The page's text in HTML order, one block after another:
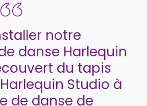
notre
danse Harlequin
du tapis
Studio à
de danse de